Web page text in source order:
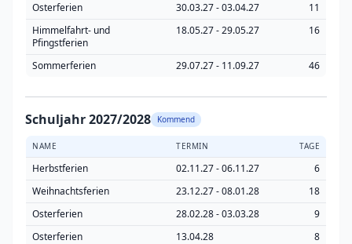
Osterferien
30.03.27 - 03.04.27
11
Himmelfahrt- und
Pfingstferien
18.05.27 - 29.05.27 16
Sommerferien 29.07.27 - 11.09.27 46
Schuljahr 2027/2028 Kommend
NAME TERMIN TAGE
Herbstferien 02.11.27 - 06.11.27
6
Weihnachtsferien
23.12.27 - 08.01.28
18
Osterferien
28.02.28 - 03.03.28
9
Osterferien
13.04.28
8